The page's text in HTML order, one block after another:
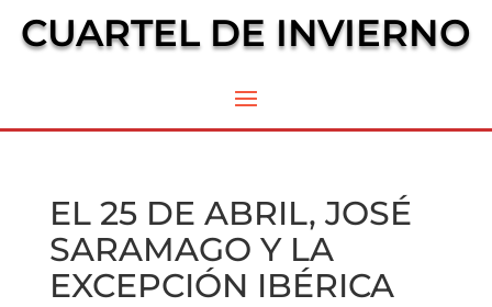
CUARTEL DE INVIERNO
EL 25 DE ABRIL, JOSÉ
SARAMAGO Y LA
EXCEPCIÓN IBÉRICA